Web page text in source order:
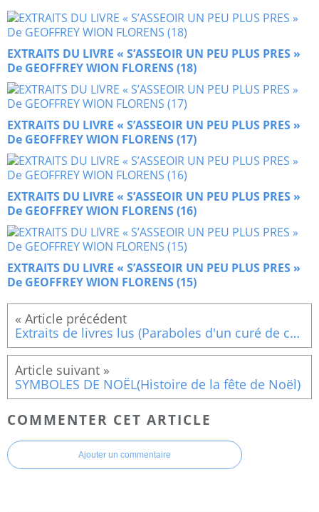
EXTRAITS DU LIVRE « S’ASSEOIR UN PEU PLUS PRES »
De GEOFFREY WION FLORENS (18)
EXTRAITS DU LIVRE « S’ASSEOIR UN PEU PLUS PRES »
De GEOFFREY WION FLORENS (17)
EXTRAITS DU LIVRE « S’ASSEOIR UN PEU PLUS PRES »
De GEOFFREY WION FLORENS (16)
EXTRAITS DU LIVRE « S’ASSEOIR UN PEU PLUS PRES »
De GEOFFREY WION FLORENS (15)
Extraits de livres lus (Paraboles d'un curé de campagne tome 3) 3
SYMBOLES DE NOËL(Histoire de la fête de Noël)
COMMENTER CET ARTICLE
Ajouter un commentaire